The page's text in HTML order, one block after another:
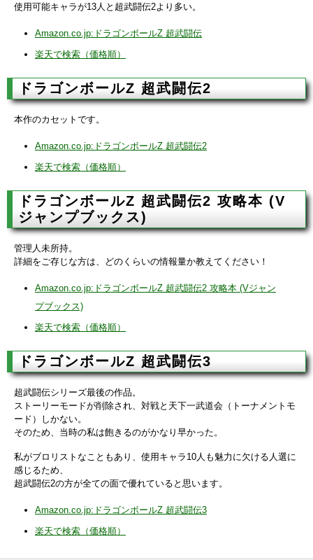
使用可能キャラが13人と超武闘伝2より多い。
Amazon.co.jp:ドラゴンボールZ 超武闘伝
楽天で検索（価格順）
ドラゴンボールZ 超武闘伝2
本作のカセットです。
Amazon.co.jp:ドラゴンボールZ 超武闘伝2
楽天で検索（価格順）
ドラゴンボールZ 超武闘伝2 攻略本 (V
ジャンプブックス)
管理人未所持。
詳細をご存じな方は、どのくらいの情報量か教えてください！
Amazon.co.jp:ドラゴンボールZ 超武闘伝2 攻略本 (Vジャン
プブックス)
楽天で検索（価格順）
ドラゴンボールZ 超武闘伝3
超武闘伝シリーズ最後の作品。
ストーリーモードが削除され、対戦と天下一武道会（トーナメントモ
ード）しかない。
そのため、当時の私は飽きるのがかなり早かった。
私がブロリストなこともあり、使用キャラ10人も魅力に欠ける人選に
感じるため、
超武闘伝2の方が全ての面で優れていると思います。
Amazon.co.jp:ドラゴンボールZ 超武闘伝3
楽天で検索（価格順）